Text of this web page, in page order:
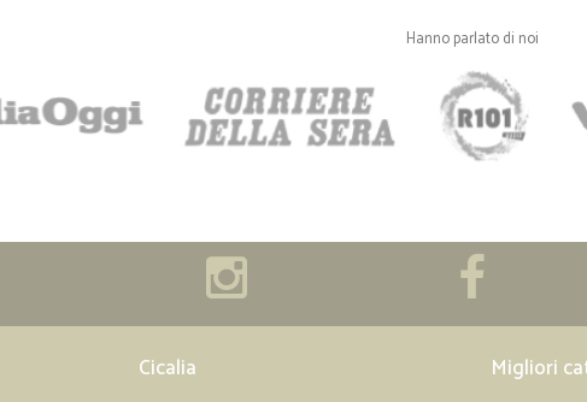
Hanno parlato di noi
Cicalia Migliori